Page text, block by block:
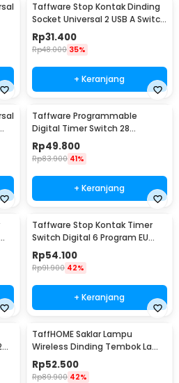
Taffware Stop Kontak Dinding
Socket Universal 2 USB A Switch
250V - LC-19
Rp31.400
Rp48.000 35%
+ Keranjang
Taffware Programmable
Digital Timer Switch 28
Program 220V/25A(16A) -
THC30A
Rp49.800
Rp83.900 41%
+ Keranjang
Taffware Stop Kontak Timer
Switch Digital 6 Program EU
Plug 16A 230V - W03
Rp54.100
Rp91.900 42%
+ Keranjang
TaffHOME Saklar Lampu
Wireless Dinding Tembok Lamp
Switch RF 433MHz 1 Gang 1
Receiver - WHK01
Rp52.500
Rp89.900 42%